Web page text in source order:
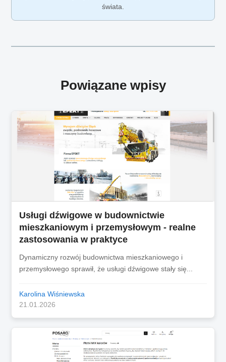
świata.
Powiązane wpisy
Usługi dźwigowe w budownictwie
mieszkaniowym i przemysłowym - realne
zastosowania w praktyce
Dynamiczny rozwój budownictwa mieszkaniowego i
przemysłowego sprawił, że usługi dźwigowe stały się...
Karolina Wiśniewska
21.01.2026